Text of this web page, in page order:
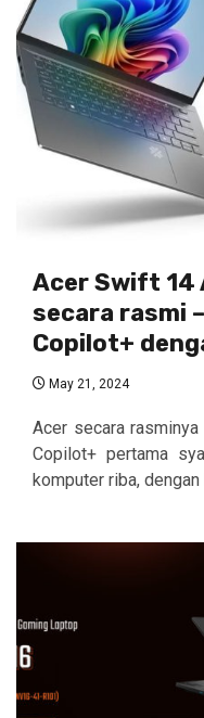
Acer Swift 14
secara rasmi
Copilot+
May 21, 2024
Acer secara
Copilot+ pertama
komputer riba, dengan